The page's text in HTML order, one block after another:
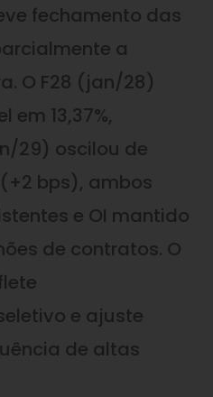
fechamento das
a
O F28 (jan/28)
em 13,37%,
29) oscilou de
(+2 bps), ambos
e OI mantido
de contratos. O
e ajuste
de altas